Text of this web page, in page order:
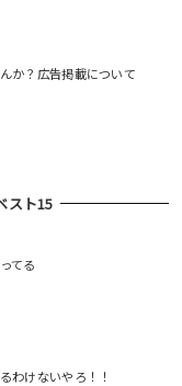
か？広告掲載について
スト15
てる
わけないやろ！！